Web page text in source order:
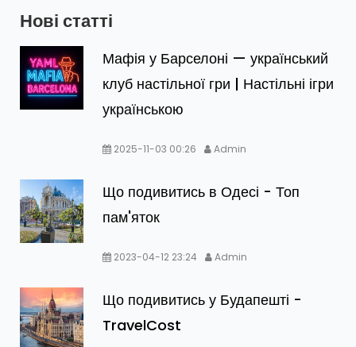
Нові статті
Мафія у Барселоні — український
клуб настільної гри | Настільні ігри
українською
2025-11-03 00:26 Admin
Що подивитись в Одесі - Топ
пам'яток
2023-04-12 23:24 Admin
Що подивитись у Будапешті -
TravelCost